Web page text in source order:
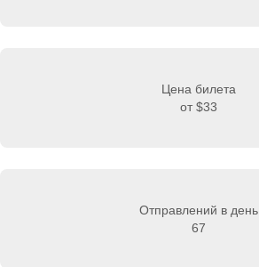
Цена билета
от $33
Отправлений в день
67